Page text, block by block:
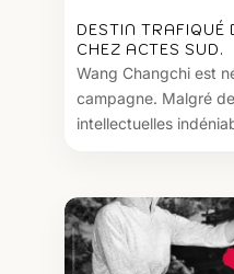
DESTIN TRAFIQUÉ
CHEZ ACTES SUD.
Wang Changchi est
campagne. Malgré
intellectuelles